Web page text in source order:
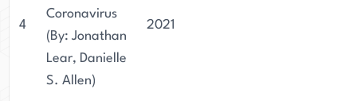
4
Coronavirus
(By: Jonathan
Lear, Danielle
S. Allen)
2021